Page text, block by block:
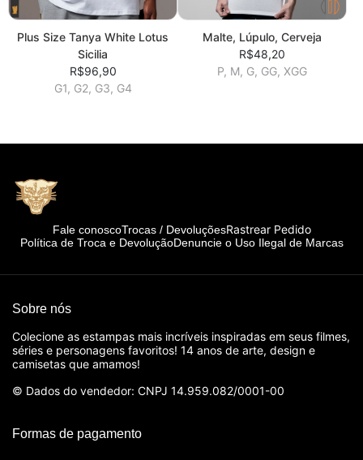
Plus Size Tanya White Lotus
Sicilia
R$96,90
G1, G2, G3, G4
Malte, Lúpulo, Cerveja
R$48,20
P, M, G, GG, XGG
Fale conoscoTrocas / DevoluçõesRastrear Pedido
Política de Troca e DevoluçãoDenuncie o Uso Ilegal de Marcas
Sobre nós
Colecione as estampas mais incríveis inspiradas em seus filmes,
séries e personagens favoritos! 14 anos de arte, design e
camisetas que amamos!
© Dados do vendedor: CNPJ 14.959.082/0001-00
Formas de pagamento